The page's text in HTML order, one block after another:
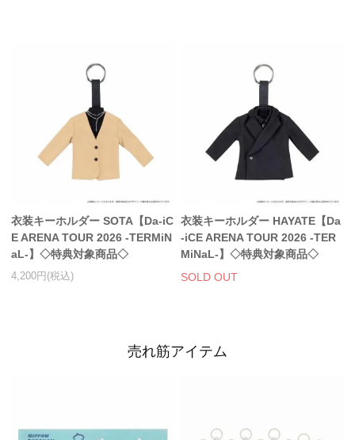
衣装キーホルダー SOTA【Da-iC
E ARENA TOUR 2026 -TERMiN
aL-】◇特典対象商品◇
4,200円(税込)
衣装キーホルダー HAYATE【Da
-iCE ARENA TOUR 2026 -TER
MiNaL-】◇特典対象商品◇
SOLD OUT
売れ筋アイテム